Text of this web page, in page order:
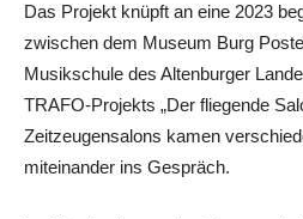
Das Projekt knüpft an eine 2023
zwischen dem Museum Burg
Musikschule des Altenburger
TRAFO-Projekts „Der fliegende
Zeitzeugensalons kamen
miteinander ins Gespräch.